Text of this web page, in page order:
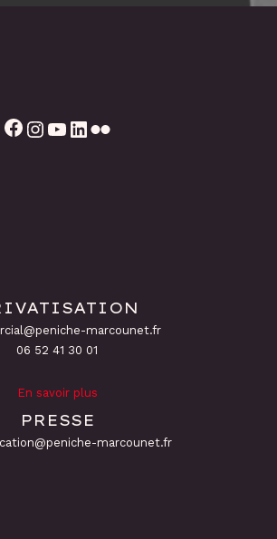
Facebook Instagram YouTube
marcounet.fr
06 52 41 30 01
En savoir plus
PRESSE
marcounet.fr